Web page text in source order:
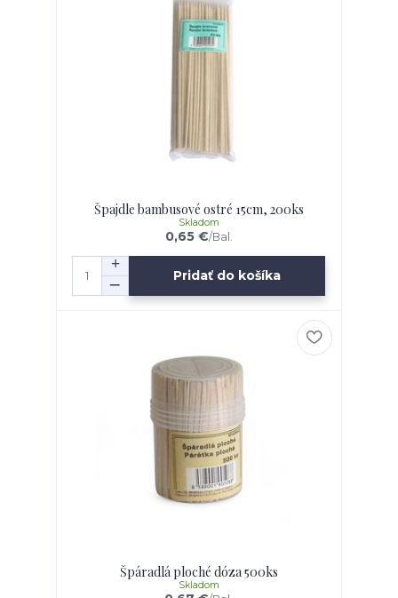
Špajdle bambusové ostré 15cm, 200ks
0,65 €/Bal.
Skladom
Pridať do košíka
Špáradlá ploché dóza 500ks
Skladom